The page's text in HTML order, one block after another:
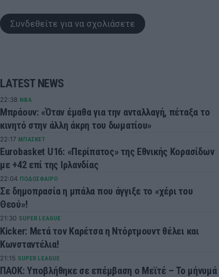
Συνδεθείτε για να σχολιάσετε
LATEST NEWS
22:38 NBA
Μπράουν: «Όταν έμαθα για την ανταλλαγή, πέταξα το
κινητό στην άλλη άκρη του δωματίου»
22:17 ΜΠΑΣΚΕΤ
Eurobasket U16: «Περίπατος» της Εθνικής Κορασίδων
με +42 επί της Ιρλανδίας
22:04 ΠΟΔΟΣΦΑΙΡΟ
Σε δημοπρασία η μπάλα που άγγιξε το «χέρι του
Θεού»!
21:30 SUPER LEAGUE
Kicker: Μετά τον Καρέτσα η Ντόρτμουντ θέλει και
Κωνσταντέλια!
21:15 SUPER LEAGUE
ΠΑΟΚ: Υποβλήθηκε σε επέμβαση ο Μεϊτέ – Το μήνυμά